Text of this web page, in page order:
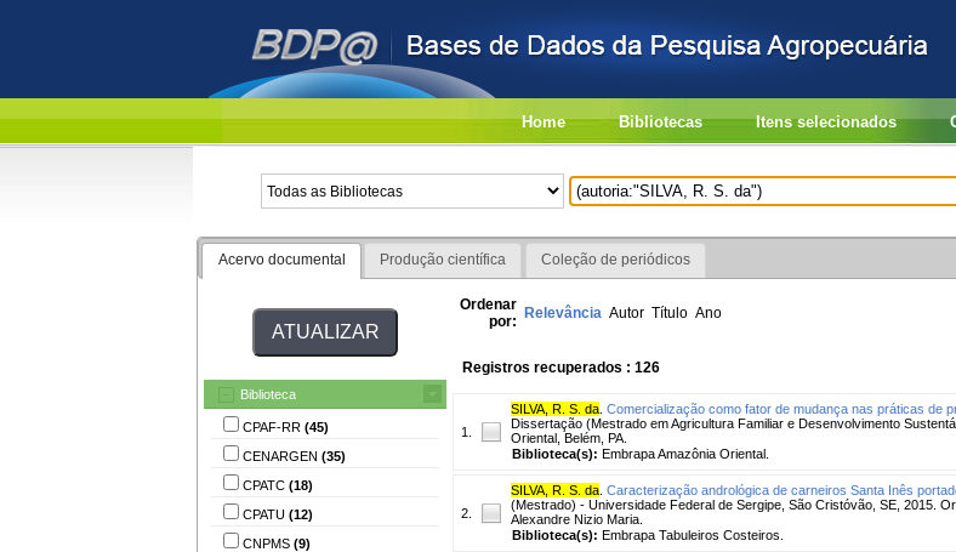
Home Bibliotecas Itens selecionados
Acervo documental Produção científica Coleção de periódicos
Biblioteca
CPAF-RR (45)
CENARGEN (35)
CPATC (18)
CPATU (12)
CNPMS (9)
Ordenar
por: Relevância Autor Título Ano
Registros recuperados : 126
1.
SILVA, R. S. da Comercialização como fator de mudança nas práticas de
Dissertação (Mestrado em Agricultura Familiar e Desenvolvimento
Oriental, Belém, PA.
Biblioteca(s): Embrapa Amazônia Oriental.
2.
SILVA, R. S. da Caracterização andrológica de carneiros Santa Inês
(Mestrado) - Universidade Federal de Sergipe, São Cristóvão, SE, 2015.
Alexandre Nizio Maria.
Biblioteca(s): Embrapa Tabuleiros Costeiros.